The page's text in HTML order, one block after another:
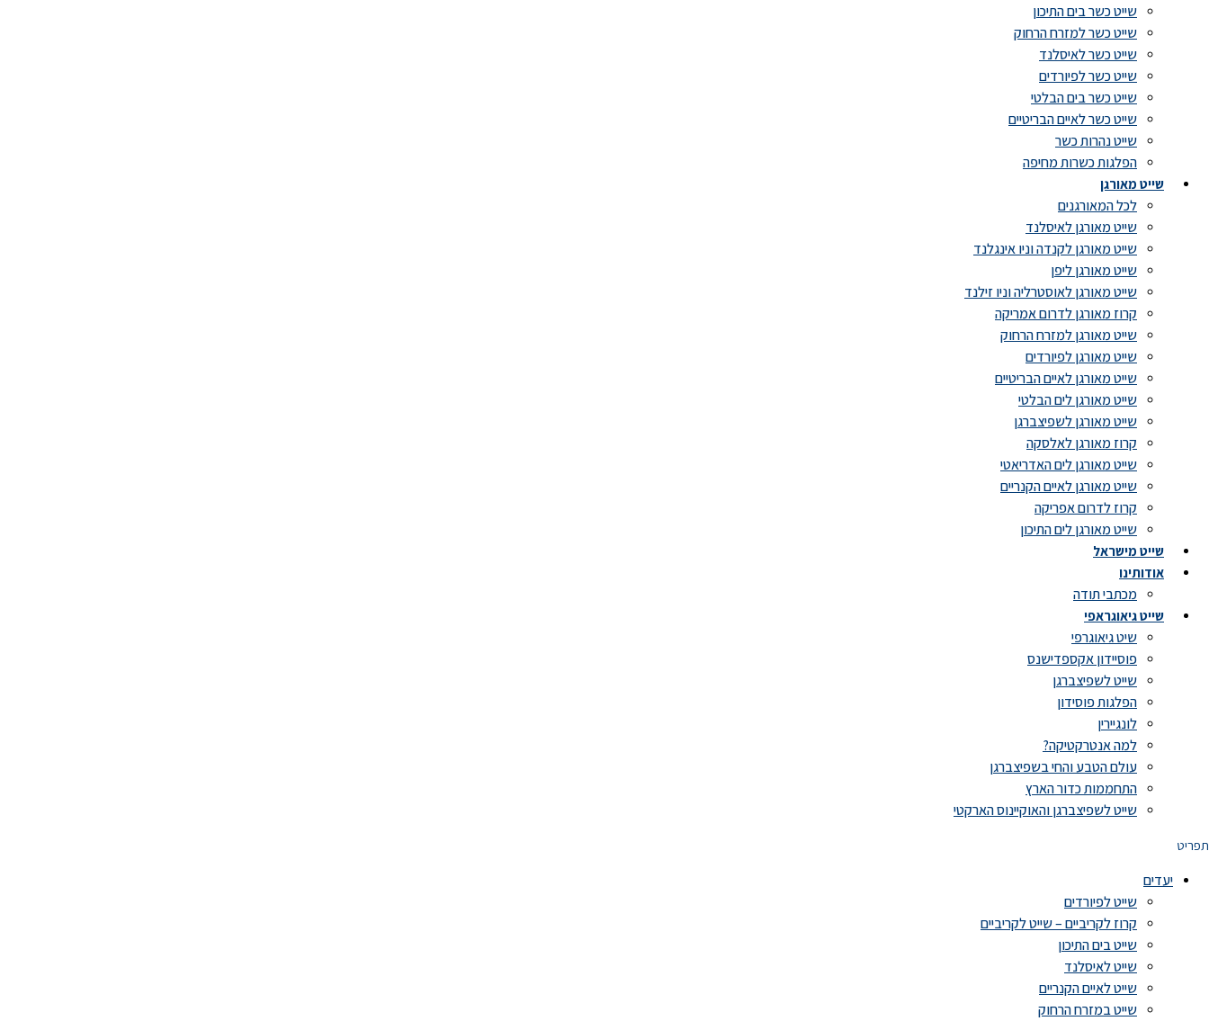
שייט כשר בים התיכון
שייט כשר למזרח הרחוק
שייט כשר לאיסלנד
שייט כשר לפיורדים
שייט כשר בים הבלטי
שייט כשר לאיים הבריטיים
שייט נהרות כשר
הפלגות כשרות מחיפה
שייט מאורגן
לכל המאורגנים
שייט מאורגן לאיסלנד
שייט מאורגן לקנדה וניו אינגלנד
שייט מאורגן ליפן
שייט מאורגן לאוסטרליה וניו זילנד
קרוז מאורגן לדרום אמריקה
שייט מאורגן למזרח הרחוק
שייט מאורגן לפיורדים
שייט מאורגן לאיים הבריטיים
שייט מאורגן לים הבלטי
שייט מאורגן לשפיצברגן
קרוז מאורגן לאלסקה
שייט מאורגן לים האדריאטי
שייט מאורגן לאיים הקנריים
קרוז לדרום אפריקה
שייט מאורגן לים התיכון
שייט מישראל
אודותינו
מכתבי תודה
שייט גיאוגראפי
שיט גיאוגרפי
פוסיידון אקספדישנס
שייט לשפיצברגן
הפלגות פוסידון
לונגיירין
למה אנטרקטיקה?
עולם הטבע והחי בשפיצברגן
התחממות כדור הארץ
שייט לשפיצברגן והאוקיינוס הארקטי
תפריט
יעדים
שייט לפיורדים
קרוז לקריביים – שייט לקריביים
שייט בים התיכון
שייט לאיסלנד
שייט לאיים הקנריים
שייט במזרח הרחוק